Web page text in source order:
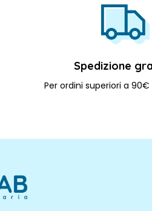
Spedizione
Per ordini superiori a